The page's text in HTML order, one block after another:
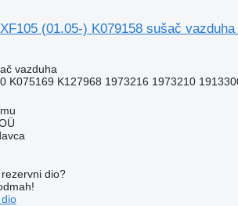
(01.05-) K079158 sušač
vazduha
K075169 K127968 1973216 1973210
dio?